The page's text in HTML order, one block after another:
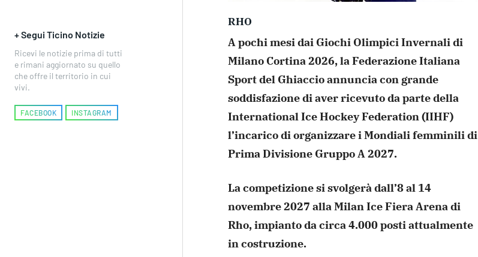
+ Segui Ticino Notizie
Ricevi le notizie prima di tutti
e rimani aggiornato su quello
che offre il territorio in cui
vivi.
FACEBOOK INSTAGRAM
RHO
A pochi mesi dai Giochi Olimpici Invernali di
Milano Cortina 2026, la Federazione Italiana
Sport del Ghiaccio annuncia con grande
soddisfazione di aver ricevuto da parte della
International Ice Hockey Federation (IIHF)
l’incarico di organizzare i Mondiali femminili di
Prima Divisione Gruppo A 2027.
La competizione si svolgerà dall’8 al 14
novembre 2027 alla Milan Ice Fiera Arena di
Rho, impianto da circa 4.000 posti attualmente
in costruzione.